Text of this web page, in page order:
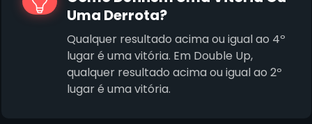
Uma Derrota?
Qualquer resultado acima ou igual ao 4º
lugar é uma vitória. Em Double Up,
qualquer resultado acima ou igual ao 2º
lugar é uma vitória.